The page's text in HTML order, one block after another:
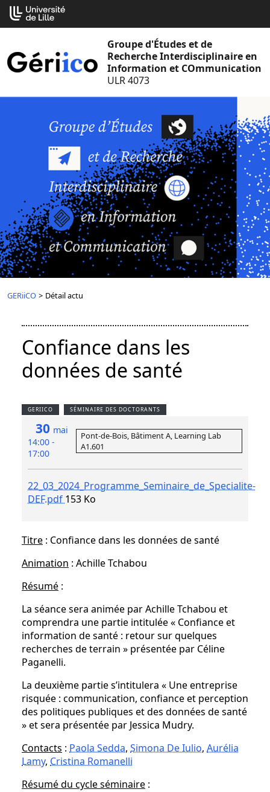
Aller
au
Groupe d'Études et de
Recherche Interdisciplinaire en
Information et COmmunication
ULR 4073
GERiiCO > Détail actu
Confiance dans les
données de santé
GERIICO SÉMINAIRE DES DOCTORANTS
30 mai
14:00 -
17:00
Pont-de-Bois, Bâtiment A, Learning Lab
A1.601
22_03_2024_Programme_Seminaire_de_Specialite-
DEF.pdf 153 Ko
Titre : Confiance dans les données de santé
Animation : Achille Tchabou
Résumé :
La séance sera animée par Achille Tchabou et
comprendra une partie intitulée « Confiance et
information de santé : retour sur quelques
recherches de terrain » présentée par Céline
Paganelli.
La deuxième partie s’intitulera « Une entreprise
risquée : communication, confiance et perception
des politiques publiques et des données de santé
» et sera présentée par Jessica Mudry.
Contacts : Paola Sedda, Simona De Iulio, Aurélia
Lamy, Cristina Romanelli
Résumé du cycle séminaire :
Cookies management panel